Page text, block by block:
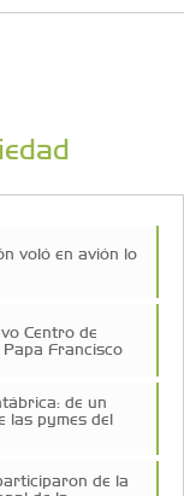
voló en avión lo
Centro de
Francisco
de un
las pymes del
de la